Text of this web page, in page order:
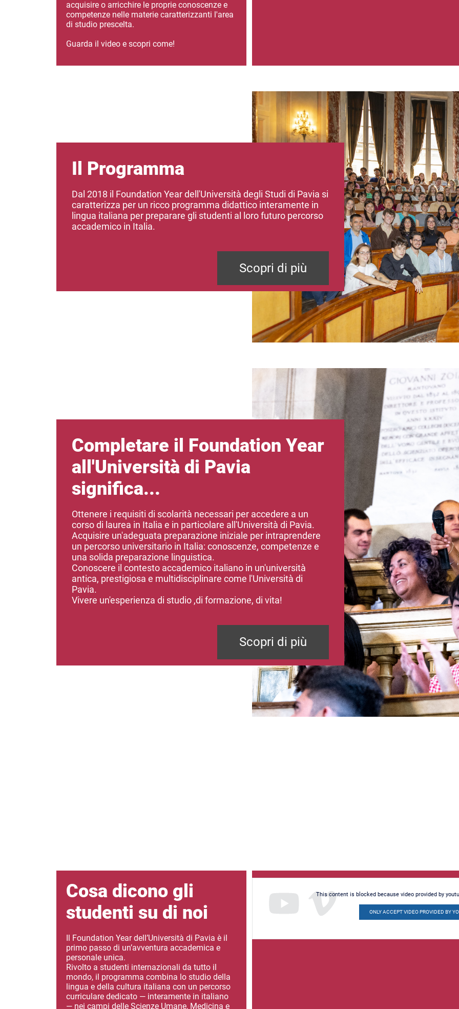
acquisire o arricchire le proprie conoscenze e
competenze nelle materie caratterizzanti l'area
di studio prescelta.
Guarda il video e scopri come!
Immagine
Il Programma
Dal 2018 il Foundation Year dell'Università degli Studi di Pavia si
caratterizza per un ricco programma didattico interamente in
lingua italiana per preparare gli studenti al loro futuro percorso
accademico in Italia.
Scopri di più
Immagine
Completare il Foundation Year
all'Università di Pavia
significa...
Ottenere i requisiti di scolarità necessari per accedere a un
corso di laurea in Italia e in particolare all'Università di Pavia.
Acquisire un'adeguata preparazione iniziale per intraprendere
un percorso universitario in Italia: conoscenze, competenze e
una solida preparazione linguistica.
Conoscere il contesto accademico italiano in un'università
antica, prestigiosa e multidisciplinare come l'Università di
Pavia.
Vivere un'esperienza di studio ,di formazione, di vita!
Scopri di più
Cosa dicono gli
studenti su di noi
Il Foundation Year dell’Università di Pavia è il
primo passo di un’avventura accademica e
personale unica.
Rivolto a studenti internazionali da tutto il
mondo, il programma combina lo studio della
lingua e della cultura italiana con un percorso
curriculare dedicato — interamente in italiano
— nei campi delle Scienze Umane, Medicina e
This content is blocked because video provided by
ONLY ACCEPT VIDEO PROVIDED BY